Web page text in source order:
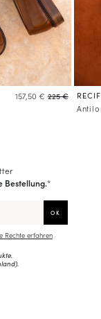
157,50 € 225 €
Bestellung.*
Rechte erfahren
).